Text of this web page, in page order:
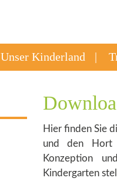
Unser Kinderland
Hier finden Sie
und den Hort
Konzeption
Kindergarten